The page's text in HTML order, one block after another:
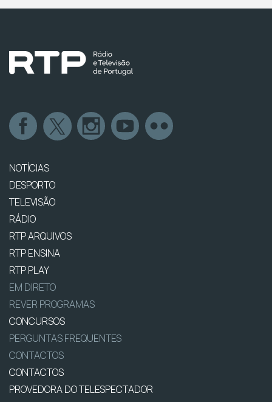
NOTÍCIAS
DESPORTO
TELEVISÃO
RÁDIO
RTP ARQUIVOS
RTP ENSINA
RTP PLAY
EM DIRETO
REVER PROGRAMAS
CONCURSOS
PERGUNTAS FREQUENTES
CONTACTOS
CONTACTOS
PROVEDORA DO TELESPECTADOR